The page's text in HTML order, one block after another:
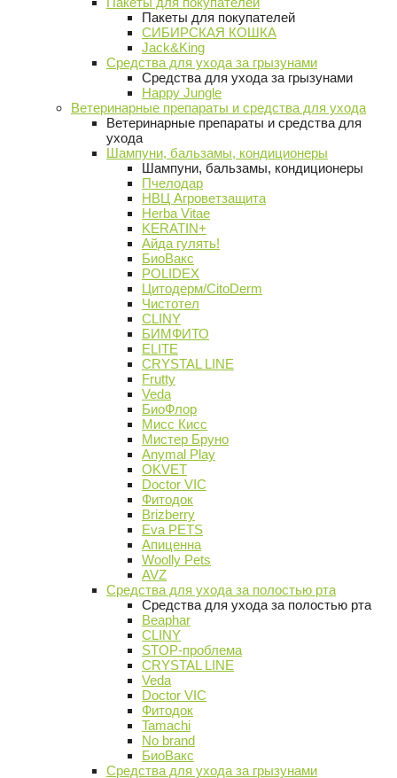
Пакеты для покупателей
СИБИРСКАЯ КОШКА
Jack&King
Средства для ухода за грызунами
Средства для ухода за грызунами
Happy Jungle
Ветеринарные препараты и средства для ухода
Ветеринарные препараты и средства для
ухода
Шампуни, бальзамы, кондиционеры
Шампуни, бальзамы, кондиционеры
Пчелодар
НВЦ Агроветзащита
Herba Vitae
KERATIN+
Айда гулять!
БиоВакс
POLIDEX
Цитодерм/CitoDerm
Чистотел
CLINY
БИМФИТО
ELITE
CRYSTAL LINE
Frutty
Veda
БиоФлор
Мисс Кисс
Мистер Бруно
Anymal Play
OKVET
Doctor VIC
Фитодок
Brizberry
Eva PETS
Апиценна
Woolly Pets
AVZ
Средства для ухода за полостью рта
Средства для ухода за полостью рта
Beaphar
CLINY
STOP-проблема
CRYSTAL LINE
Veda
Doctor VIC
Фитодок
Tamachi
No brand
БиоВакс
Средства для ухода за грызунами